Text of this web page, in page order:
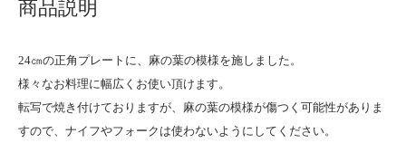
商品説明
24㎝の正角プレートに、麻の葉の模様を施しました。
様々なお料理に幅広くお使い頂けます。
転写で焼き付けておりますが、麻の葉の模様が傷つく可能性がありま
すので、ナイフやフォークは使わないようにしてください。